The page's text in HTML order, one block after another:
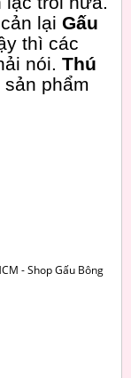
lại Gấu
thì các
nói. Thú
sản phẩm
- Shop Gấu Bông